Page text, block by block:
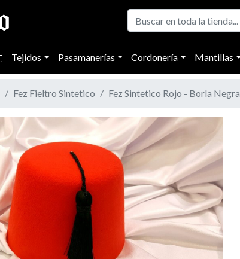
Tejidos Pasamanerías Cordonería Mantillas
Fez Fieltro Sintetico Fez Sintetico Rojo - Borla Negra